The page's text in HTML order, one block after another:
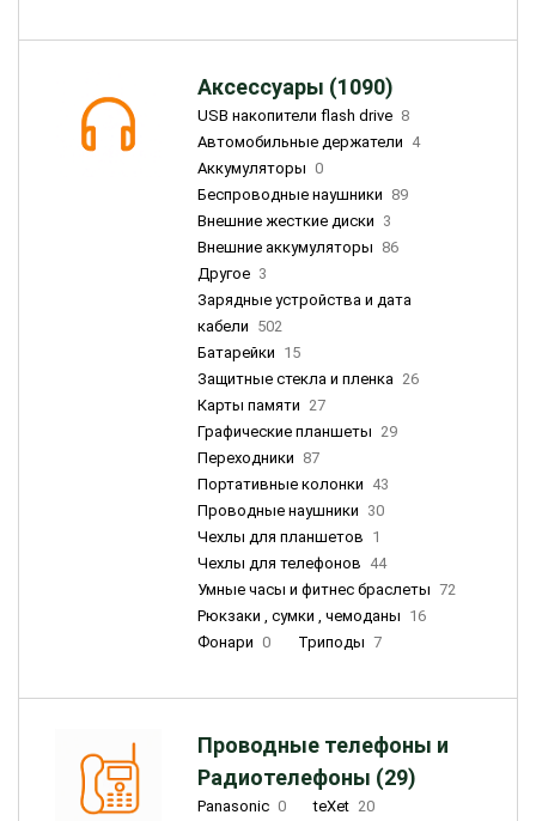
Аксессуары (1090)
USB накопители flash drive 8
Автомобильные держатели 4
Аккумуляторы 0
Беспроводные наушники 89
Внешние жесткие диски 3
Внешние аккумуляторы 86
Другое 3
Зарядные устройства и дата
кабели 502
Батарейки 15
Защитные стекла и пленка 26
Карты памяти 27
Графические планшеты 29
Переходники 87
Портативные колонки 43
Проводные наушники 30
Чехлы для планшетов 1
Чехлы для телефонов 44
Умные часы и фитнес браслеты 72
Рюкзаки , сумки , чемоданы 16
Фонари 0 Триподы 7
Проводные телефоны и
Радиотелефоны (29)
Panasonic 0 teXet 20